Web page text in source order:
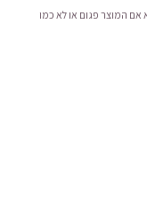
אם המוצר פגום או לא כמו